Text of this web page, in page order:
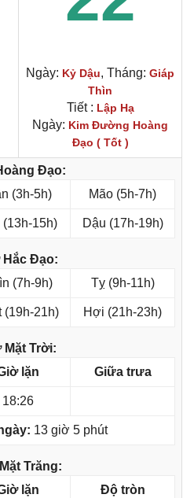
Ngày: Kỷ Dậu, Tháng: Giáp
Thìn
Tiết : Lập Hạ
Ngày: Kim Đường Hoàng
Đạo ( Tốt )
Đạo:
(3h-5h) Mão (5h-7h)
(13h-15h) Dậu (17h-19h)
Hắc Đạo:
(7h-9h) Tỵ (9h-11h)
(19h-21h) Hợi (21h-23h)
Mặt Trời:
lặn Giữa trưa
18:26
13 giờ 5 phút
Trăng:
lặn Độ tròn